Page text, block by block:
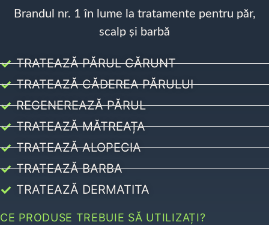
Brandul nr. 1 în lume la tratamente pentru păr,
scalp și barbă
TRATEAZĂ PĂRUL CĂRUNT
TRATEAZĂ CĂDEREA PĂRULUI
REGENEREAZĂ PĂRUL
TRATEAZĂ MĂTREAȚA
TRATEAZĂ ALOPECIA
TRATEAZĂ BARBA
TRATEAZĂ DERMATITA
CE PRODUSE TREBUIE SĂ UTILIZAȚI?